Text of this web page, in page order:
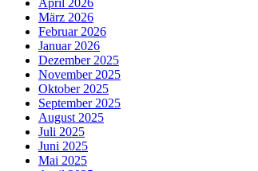
April 2026
März 2026
Februar 2026
Januar 2026
Dezember 2025
November 2025
Oktober 2025
September 2025
August 2025
Juli 2025
Juni 2025
Mai 2025